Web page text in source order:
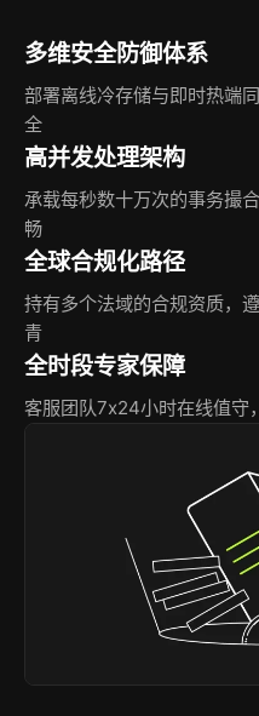
多维安全防御体系
部署离线冷存储与即时热端
全
高并发处理架构
承载每秒数十万次的事务撮
畅
全球合规化路径
持有多个法域的合规资质，
青
全时段专家保障
客服团队7x24小时在线值守